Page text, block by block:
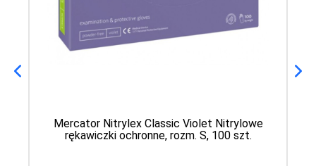
Mercator Nitrylex Classic Violet Nitrylowe
rękawiczki ochronne, rozm. S, 100 szt.